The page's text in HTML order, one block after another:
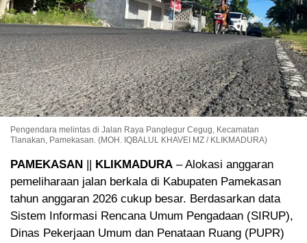
Pengendara melintas di Jalan Raya Panglegur Cegug, Kecamatan
Tlanakan, Pamekasan. (MOH. IQBALUL KHAVEI MZ / KLIKMADURA)
PAMEKASAN KLIKMADURA – Alokasi anggaran
pemeliharaan jalan berkala di Kabupaten Pamekasan
tahun anggaran 2026 cukup besar. Berdasarkan data
Sistem Informasi Rencana Umum Pengadaan (SIRUP),
Dinas Pekerjaan Umum dan Penataan Ruang (PUPR)